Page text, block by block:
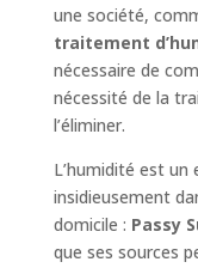
une société,
traitement
nécessaire de
nécessité de la
l’éliminer.
L’humidité est un
insidieusement
domicile : Passy
que ses sources